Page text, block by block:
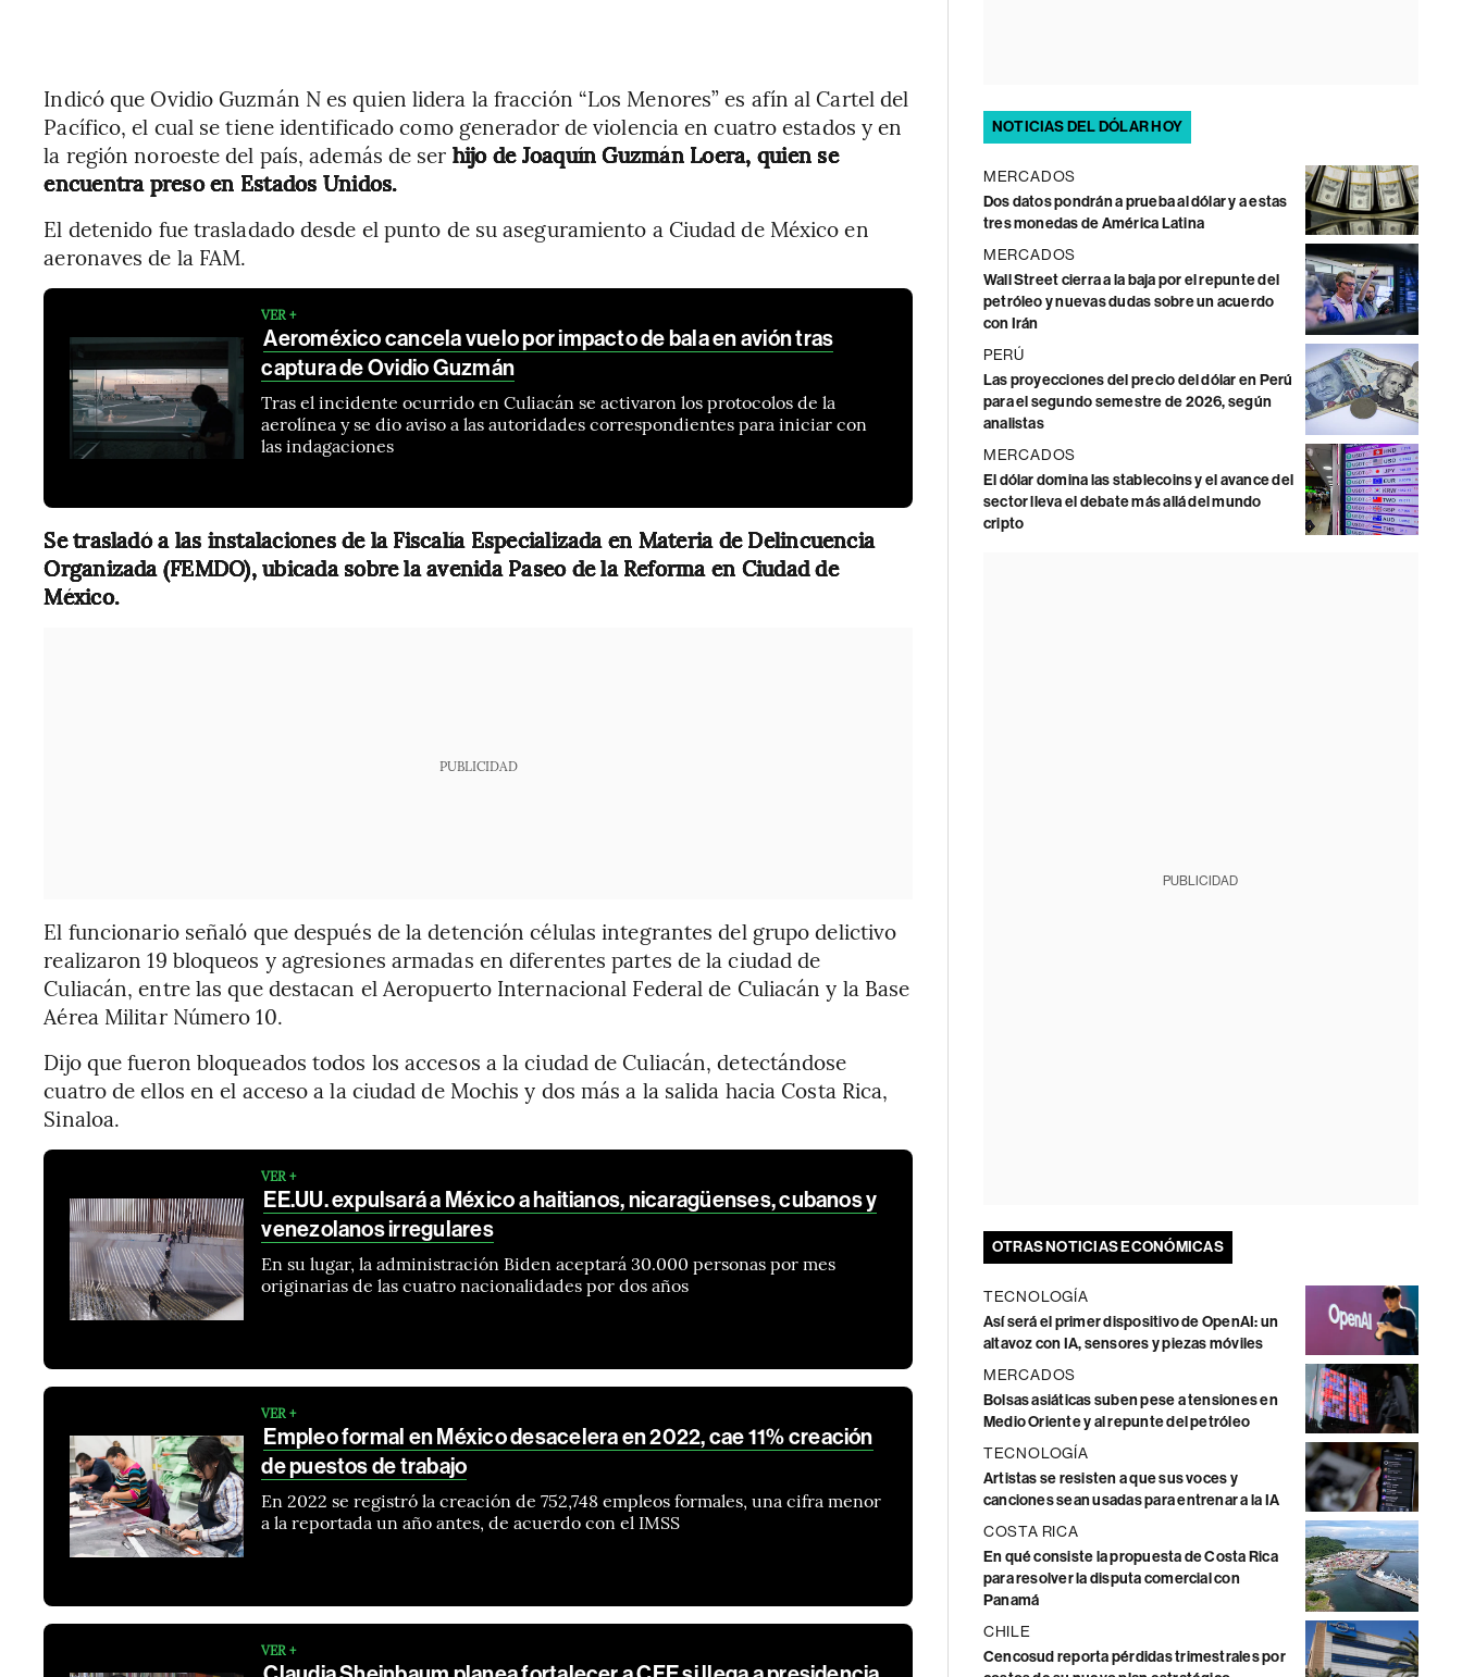
Indicó que Ovidio Guzmán N es quien lidera la fracción “Los Menores” es afín al Cartel del
Pacífico, el cual se tiene identificado como generador de violencia en cuatro estados y en
la región noroeste del país, además de ser hijo de Joaquín Guzmán Loera, quien se
encuentra preso en Estados Unidos.
El detenido fue trasladado desde el punto de su aseguramiento a Ciudad de México en
aeronaves de la FAM.
VER +
Aeroméxico cancela vuelo por impacto de bala en avión tras
captura de Ovidio Guzmán
Tras el incidente ocurrido en Culiacán se activaron los protocolos de la
aerolínea y se dio aviso a las autoridades correspondientes para iniciar con
las indagaciones
Se trasladó a las instalaciones de la Fiscalía Especializada en Materia de Delincuencia
Organizada (FEMDO), ubicada sobre la avenida Paseo de la Reforma en Ciudad de
México.
PUBLICIDAD
El funcionario señaló que después de la detención células integrantes del grupo delictivo
realizaron 19 bloqueos y agresiones armadas en diferentes partes de la ciudad de
Culiacán, entre las que destacan el Aeropuerto Internacional Federal de Culiacán y la Base
Aérea Militar Número 10.
Dijo que fueron bloqueados todos los accesos a la ciudad de Culiacán, detectándose
cuatro de ellos en el acceso a la ciudad de Mochis y dos más a la salida hacia Costa Rica,
Sinaloa.
VER +
EE.UU. expulsará a México a haitianos, nicaragüenses, cubanos y
venezolanos irregulares
En su lugar, la administración Biden aceptará 30.000 personas por mes
originarias de las cuatro nacionalidades por dos años
VER +
Empleo formal en México desacelera en 2022, cae 11% creación
de puestos de trabajo
En 2022 se registró la creación de 752,748 empleos formales, una cifra menor
a la reportada un año antes, de acuerdo con el IMSS
VER +
NOTICIAS DEL DÓLAR HOY
MERCADOS
Dos datos pondrán a prueba al dólar y a estas
tres monedas de América Latina
MERCADOS
Wall Street cierra a la baja por el repunte del
petróleo y nuevas dudas sobre un acuerdo
con Irán
PERÚ
Las proyecciones del precio del dólar en Perú
para el segundo semestre de 2026, según
analistas
MERCADOS
El dólar domina las stablecoins y el avance del
sector lleva el debate más allá del mundo
cripto
PUBLICIDAD
OTRAS NOTICIAS ECONÓMICAS
TECNOLOGÍA
Así será el primer dispositivo de OpenAI: un
altavoz con IA, sensores y piezas móviles
MERCADOS
Bolsas asiáticas suben pese a tensiones en
Medio Oriente y al repunte del petróleo
TECNOLOGÍA
Artistas se resisten a que sus voces y
canciones sean usadas para entrenar a la IA
COSTA RICA
En qué consiste la propuesta de Costa Rica
para resolver la disputa comercial con
Panamá
CHILE
Cencosud reporta pérdidas trimestrales por